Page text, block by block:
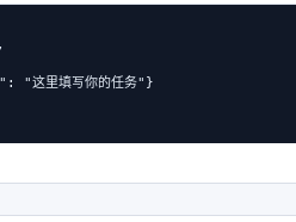
这里填写你的任务"}